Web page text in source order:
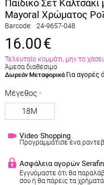
Παιδικό Σετ Καλτσάκι
Mayoral Χρώματος
Barcode: 24-9657-048
16.00€
Τελευταίο κομμάτι, μην το
Άμεσα διαθέσιμο
Δωρεάν Μεταφορικά Για αγορές
Μέγεθος
18M
Video Shopping
Προγραμμάτισε ένα
Ασφάλεια αγορών
Εγγυόμαστε ότι θα
σου ή θα πάρεις τα